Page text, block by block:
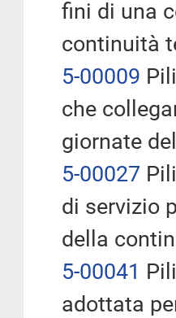
fini di una
continuità
5-00009
che
giornate
5-00027
di servizio
della
5-00041
adottata